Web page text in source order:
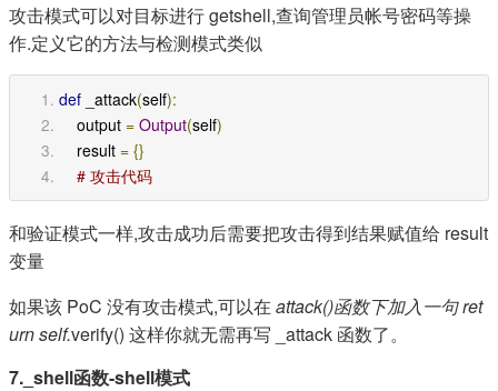
攻击模式可以对目标进行 getshell,查询管理员帐号密码等操
作.定义它的方法与检测模式类似
def _attack(self):
    output
= Output(self)
    result
= {}
# 攻击代码
和验证模式一样,攻击成功后需要把攻击得到结果赋值给 result
变量
如果该 PoC 没有攻击模式,可以在 attack()函数下加入一句 ret
urn self.verify() 这样你就无需再写 _attack 函数了。
7._shell函数-shell模式